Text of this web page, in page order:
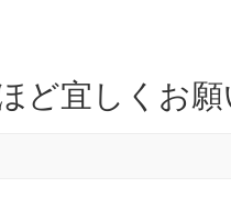
ど宜しくお